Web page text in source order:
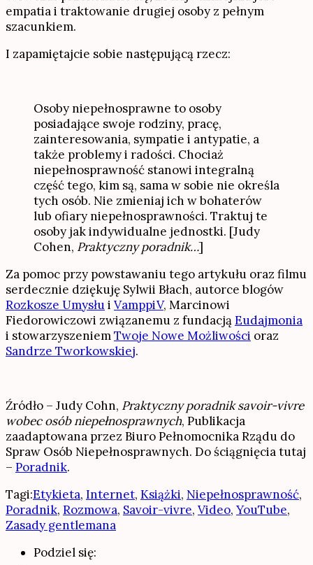
empatia i traktowanie drugiej osoby z pełnym
szacunkiem.
I zapamiętajcie sobie następującą rzecz:
Osoby niepełnosprawne to osoby
posiadające swoje rodziny, pracę,
zainteresowania, sympatie i antypatie, a
także problemy i radości. Chociaż
niepełnosprawność stanowi integralną
część tego, kim są, sama w sobie nie określa
tych osób. Nie zmieniaj ich w bohaterów
lub ofiary niepełnosprawności. Traktuj te
osoby jak indywidualne jednostki. [Judy
Cohen, Praktyczny poradnik…]
Za pomoc przy powstawaniu tego artykułu oraz filmu
serdecznie dziękuję Sylwii Błach, autorce blogów
Rozkosze Umysłui VamppiV, Marcinowi
Fiedorowiczowi związanemu z fundacjąEudajmonia
i stowarzyszeniemTwoje Nowe Możliwości oraz
Sandrze Tworkowskiej.
Źródło – Judy Cohn, Praktyczny poradnik savoir-vivre
wobec osób niepełnosprawnych, Publikacja
zaadaptowana przez Biuro Pełnomocnika Rządu do
Spraw Osób Niepełnosprawnych. Do ściągnięcia tutaj
– Poradnik.
Tagi:Etykieta, Internet, Książki, Niepełnosprawność,
Poradnik, Rozmowa, Savoir-vivre, Video, YouTube,
Zasady gentlemana
Podziel się: